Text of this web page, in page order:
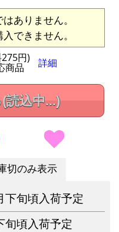
ありません。
できません。
円)
商品 詳細
(読込中...)
切のみ表示
下旬頃入荷予定
旬頃入荷予定